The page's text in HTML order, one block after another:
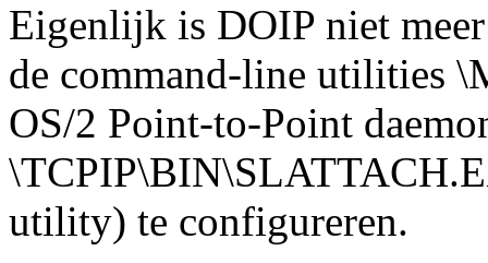
Eigenlijk is DOIP niet
de command-line utilities
OS/2 Point-to-Point
utility) te configureren.